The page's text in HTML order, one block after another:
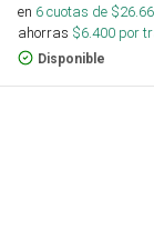
en 6cuotas de $
ahorras $6.400 por
Disponible